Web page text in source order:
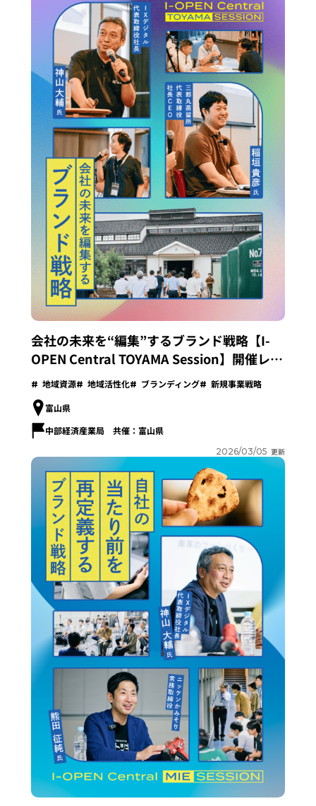
会社の未来を“編集”するブランド戦略【I-
OPEN Central TOYAMA Session】開催レポ
ート
地域資源 地域活性化 ブランディング 新規事業戦略
富山県
中部経済産業局 共催：富山県
2026/03/05 更新